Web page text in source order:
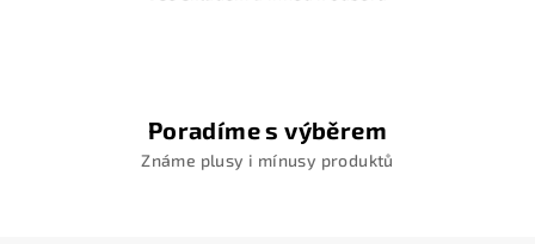
Poradíme s výběrem
Známe plusy i mínusy produktů